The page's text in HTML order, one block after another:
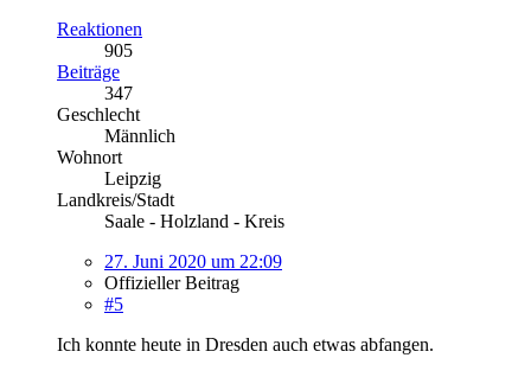
Reaktionen
905
Beiträge
347
Geschlecht
Männlich
Wohnort
Leipzig
Landkreis/Stadt
Saale - Holzland - Kreis
27. Juni 2020 um 22:09
Offizieller Beitrag
#5
Ich konnte heute in Dresden auch etwas abfangen.